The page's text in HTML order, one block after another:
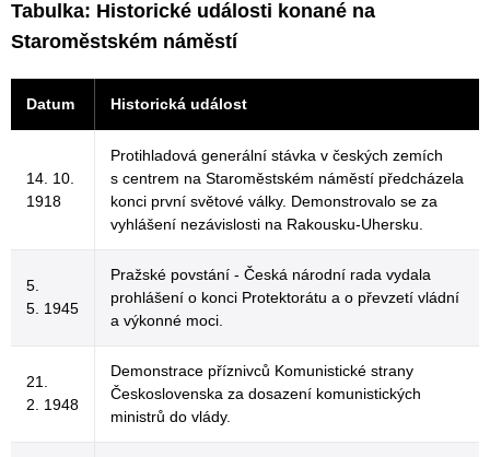
Tabulka: Historické události konané na
Staroměstském náměstí
Datum Historická událost
14. 10.
1918
Protihladová generální stávka v českých zemích
s centrem na Staroměstském náměstí předcházela
konci první světové války. Demonstrovalo se za
vyhlášení nezávislosti na Rakousku-Uhersku.
5.
5. 1945
Pražské povstání - Česká národní rada vydala
prohlášení o konci Protektorátu a o převzetí vládní
a výkonné moci.
21.
2. 1948
Demonstrace příznivců Komunistické strany
Československa za dosazení komunistických
ministrů do vlády.